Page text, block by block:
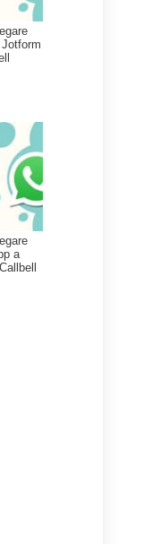
e
latenti nel
ricerca di
migliorare la
e
di
è
può